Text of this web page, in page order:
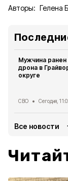
Авторы: Гелена
Мужчина ранен
дрона в
округе
СВО Сегодня,
Все новости